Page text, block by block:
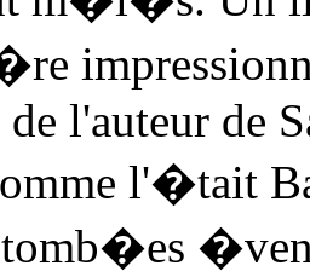
de l'auteur de
l'�tait